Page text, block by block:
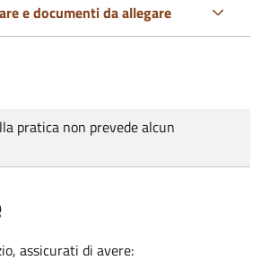
e documenti da allegare
pratica non prevede alcun
assicurati di avere: